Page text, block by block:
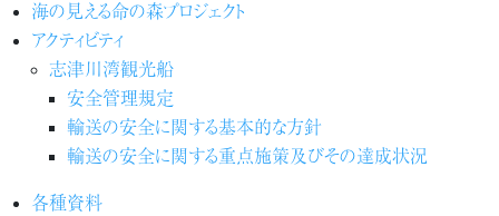
海の見える命の森プロジェクト
アクティビティ
志津川湾観光船
安全管理規定
輸送の安全に関する基本的な方針
輸送の安全に関する重点施策及びその達成状況
各種資料